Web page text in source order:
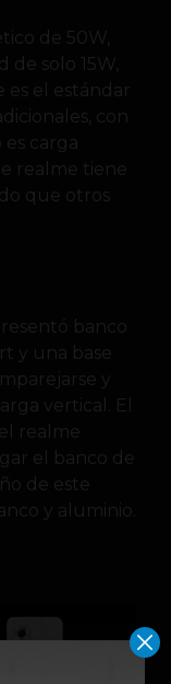
de 50W,
solo 15W,
el estándar
con
es carga
realme tiene
que otros
banco
y una base
y
vertical. El
realme
el banco de
de este
y aluminio.